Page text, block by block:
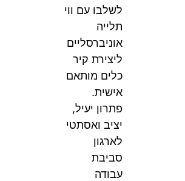
לשלבו עם ווי
תלייה
אוניברסליים
ליצירת קיר
כלים מותאם
אישית.
פתרון יעיל,
יציב ואסתטי
לארגון
סביבת
עבודה